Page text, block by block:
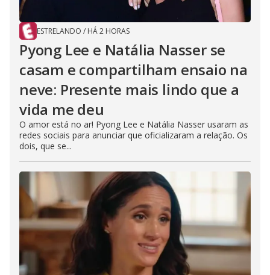
ESTRELANDO / HÁ 2 HORAS
Pyong Lee e Natália Nasser se
casam e compartilham ensaio na
neve: Presente mais lindo que a
vida me deu
O amor está no ar! Pyong Lee e Natália Nasser usaram as
redes sociais para anunciar que oficializaram a relação. Os
dois, que se...